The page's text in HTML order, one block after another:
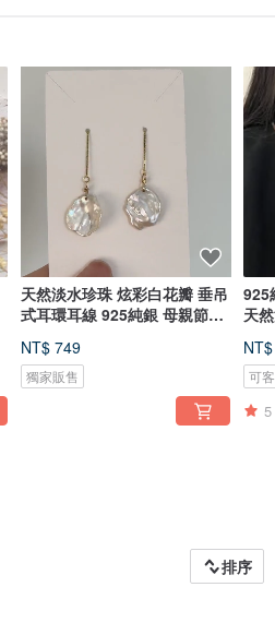
天然淡水珍珠 炫彩白花瓣 垂吊
式耳環耳線 925純銀 母親節禮
NT$ 749
獨家販售
925
天
可
5
排序